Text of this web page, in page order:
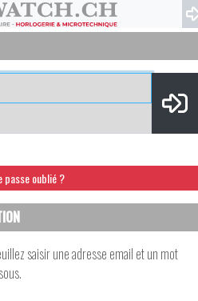
passe oublié ?
saisir une adresse email et un mot